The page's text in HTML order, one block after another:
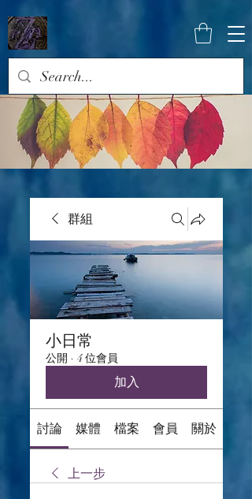
群組
小日常
公開 · 4 位會員
加入
討論 媒體 檔案 會員 關於
上一步